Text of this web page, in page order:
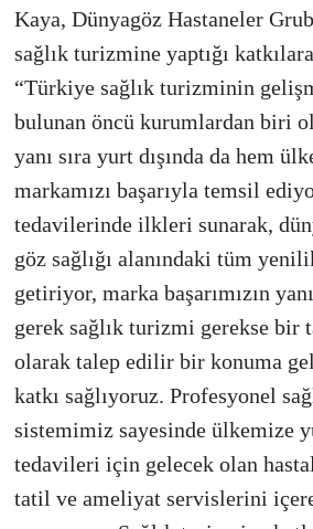
Kaya, Dünyagöz Hastaneler
sağlık turizmine yaptığı
“Türkiye sağlık turizminin
bulunan öncü kurumlardan biri
yanı sıra yurt dışında da hem
markamızı başarıyla temsil
tedavilerinde ilkleri sunarak,
göz sağlığı alanındaki tüm
getiriyor, marka başarımızın
gerek sağlık turizmi gerekse
olarak talep edilir bir konuma
katkı sağlıyoruz. Profesyonel
sistemimiz sayesinde ülkemize
tedavileri için gelecek olan
tatil ve ameliyat servislerini